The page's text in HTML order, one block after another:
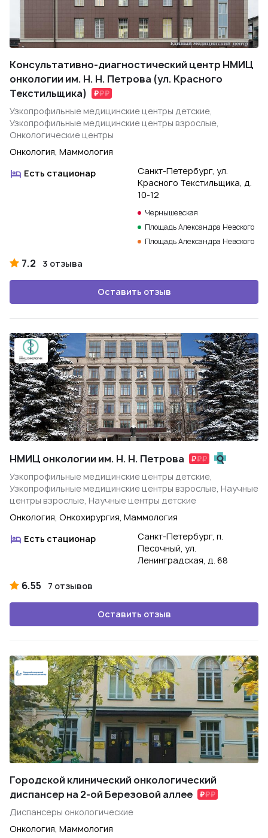
Консультативно-диагностический центр НМИЦ
онкологии им. Н. Н. Петрова (ул. Красного
Текстильщика)
Узкопрофильные медицинские центры детские,
Узкопрофильные медицинские центры взрослые,
Онкологические центры
Онкология, Маммология
Есть стационар
Санкт-Петербург, ул.
Красного Текстильщика, д.
10-12
Чернышевская
Площадь Александра Невского
Площадь Александра Невского
7.2 3 отзыва
Оставить отзыв
НМИЦ онкологии им. Н. Н. Петрова
Узкопрофильные медицинские центры детские,
Узкопрофильные медицинские центры взрослые, Научные
центры взрослые, Научные центры детские
Онкология, Онкохирургия, Маммология
Есть стационар
Санкт-Петербург, п.
Песочный, ул.
Ленинградская, д. 68
6.55 7 отзывов
Оставить отзыв
Городской клинический онкологический
диспансер на 2-ой Березовой аллее
Диспансеры онкологические
Онкология, Маммология